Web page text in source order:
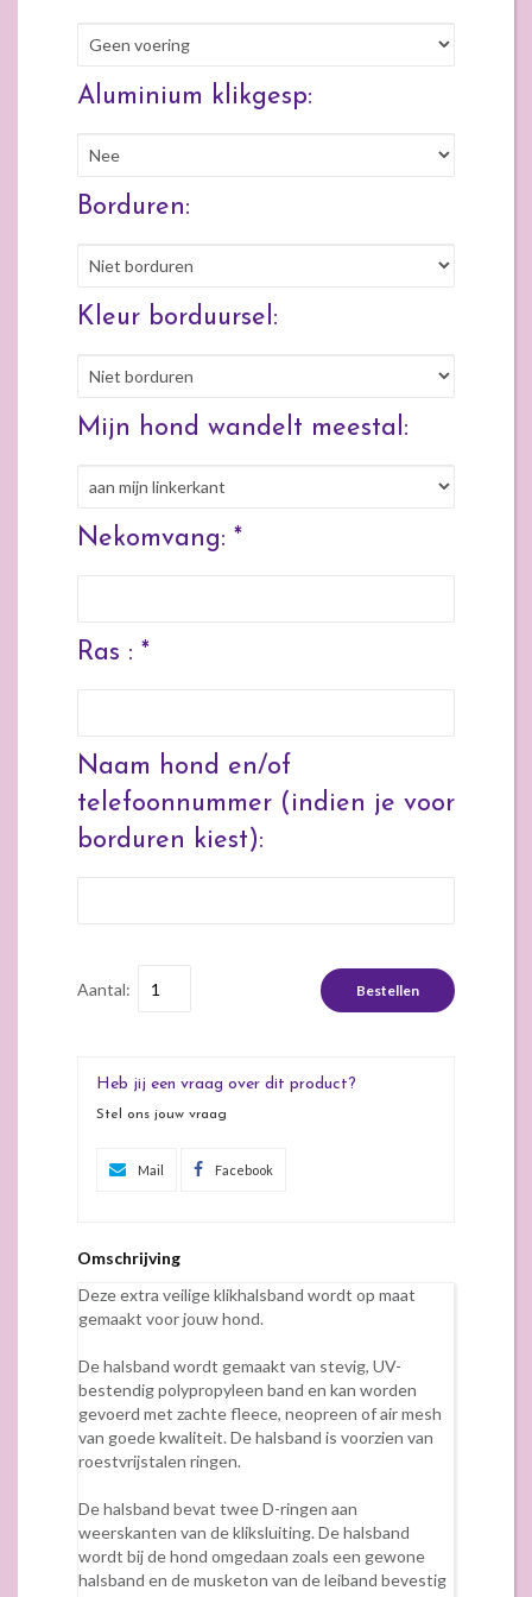
Aluminium klikgesp:
Borduren:
Kleur borduursel:
Mijn hond wandelt meestal:
Nekomvang: *
Ras : *
Naam hond en/of
telefoonnummer (indien je voor
borduren kiest):
Aantal: Bestellen
Heb jij een vraag over dit product?
Stel ons jouw vraag
Mail Facebook
Omschrijving
Deze extra veilige klikhalsband wordt op maat
gemaakt voor jouw hond.
De halsband wordt gemaakt van stevig, UV-
bestendig polypropyleen band en kan worden
gevoerd met zachte fleece, neopreen of air mesh
van goede kwaliteit. De halsband is voorzien van
roestvrijstalen ringen.
De halsband bevat twee D-ringen aan
weerskanten van de kliksluiting. De halsband
wordt bij de hond omgedaan zoals een gewone
halsband en de musketon van de leiband bevestig